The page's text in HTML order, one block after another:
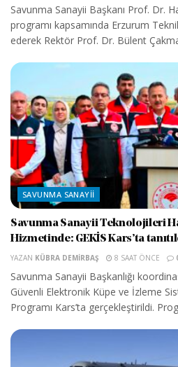
Savunma Sanayii Başkanı Prof. Dr.
programı kapsamında Erzurum
ederek Rektör Prof. Dr. Bülent
SAVUNMA SANAYII
Savunma Sanayii Teknolojileri
Hizmetinde: GEKİS Kars’ta
YAZAN KÜBRA DEMIRBAŞ 8 SAAT ÖNCE
Savunma Sanayii Başkanlığı
Güvenli Elektronik Küpe ve İzleme
Programı Kars’ta gerçekleştirildi.